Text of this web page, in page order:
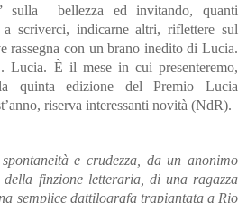
sulla bellezza ed invitando, quanti
scriverci, indicarne altri, riflettere sul
rassegna con un brano inedito di Lucia.
Lucia. È il mese in cui presenteremo,
quinta edizione del Premio Lucia
riserva interessanti novità (NdR).
e crudezza, da un anonimo
della finzione letteraria, di una ragazza
semplice dattilografa trapiantata a Rio